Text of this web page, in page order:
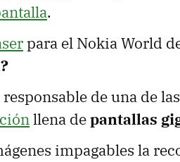
.
para el Nokia World
responsable de una de
llena depantallas
impagables la